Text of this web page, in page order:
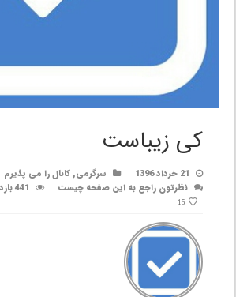
کی زیباست
21 خرداد 1396 سرگرمی,کانال را می پذیرم
نظرتون راجع به این صفحه چیست
441 بازدید
15